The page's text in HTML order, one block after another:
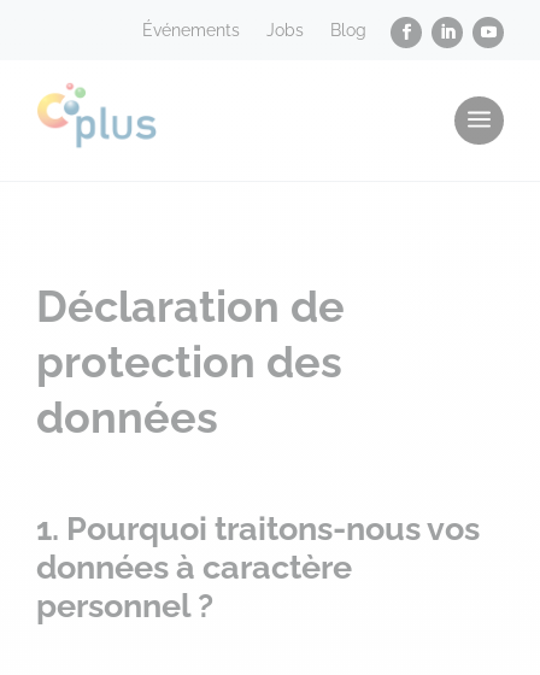
Événements Jobs Blog
a
Déclaration de
protection des
données
1. Pourquoi traitons-nous vos
données à caractère
personnel ?